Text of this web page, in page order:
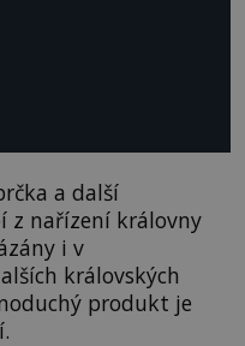
a další
z nařízení královny
i v
královských
produkt je